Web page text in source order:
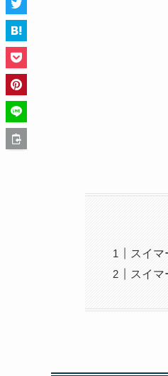
スイマ
スイマ